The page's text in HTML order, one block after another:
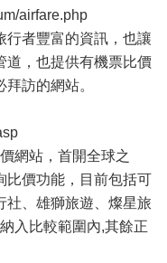
airfare.php
行者豐富的資訊，也讓
道，也提供有機票比價
訪的網站。
網站，首開全球之
比價功能，目前包括可
社、雄獅旅遊、燦星旅
入比較範圍內,其餘正